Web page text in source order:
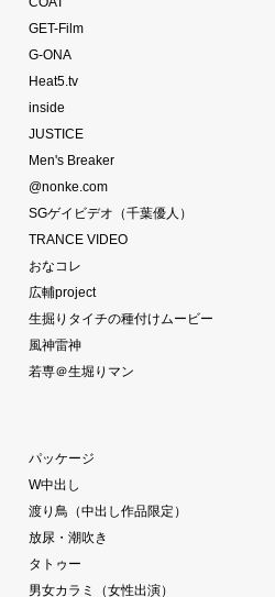
GET-Film
G-ONA
Heat5.tv
inside
JUSTICE
Men's Breaker
@nonke.com
SGゲイビデオ（千葉優人）
TRANCE VIDEO
おなコレ
広輔project
生掘りタイチの種付けムービー
風神雷神
若専＠生堀りマン
パッケージ
W中出し
渡り鳥（中出し作品限定）
放尿・潮吹き
タトゥー
男女カラミ（女性出演）